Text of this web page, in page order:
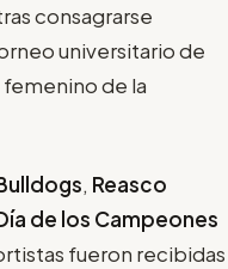
consagrarse
universitario de
de la
, Reasco
de los Campeones
fueron recibidas